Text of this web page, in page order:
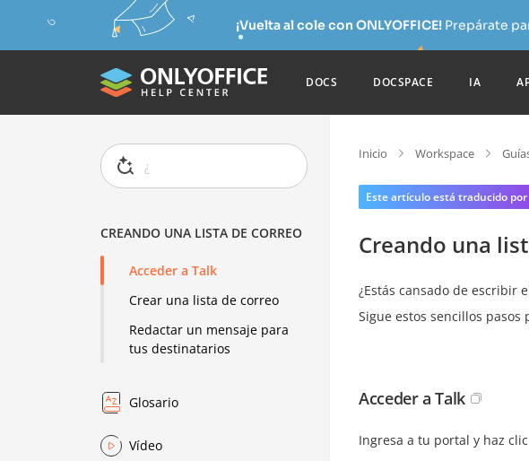
¡Vuelta al cole con ONLYOFFICE!Prepárate
DOCS DOCSPACE IA
CREANDO UNA LISTA DE CORREO
Acceder a Talk
Crear una lista de correo
Redactar un mensaje para
tus destinatarios
Glosario
Vídeo
Inicio Workspace
Este artículo está traducido por
Creando una
¿Estás cansado de escribir
Sigue estos sencillos
Acceder a Talk
Ingresa a tu portal y haz